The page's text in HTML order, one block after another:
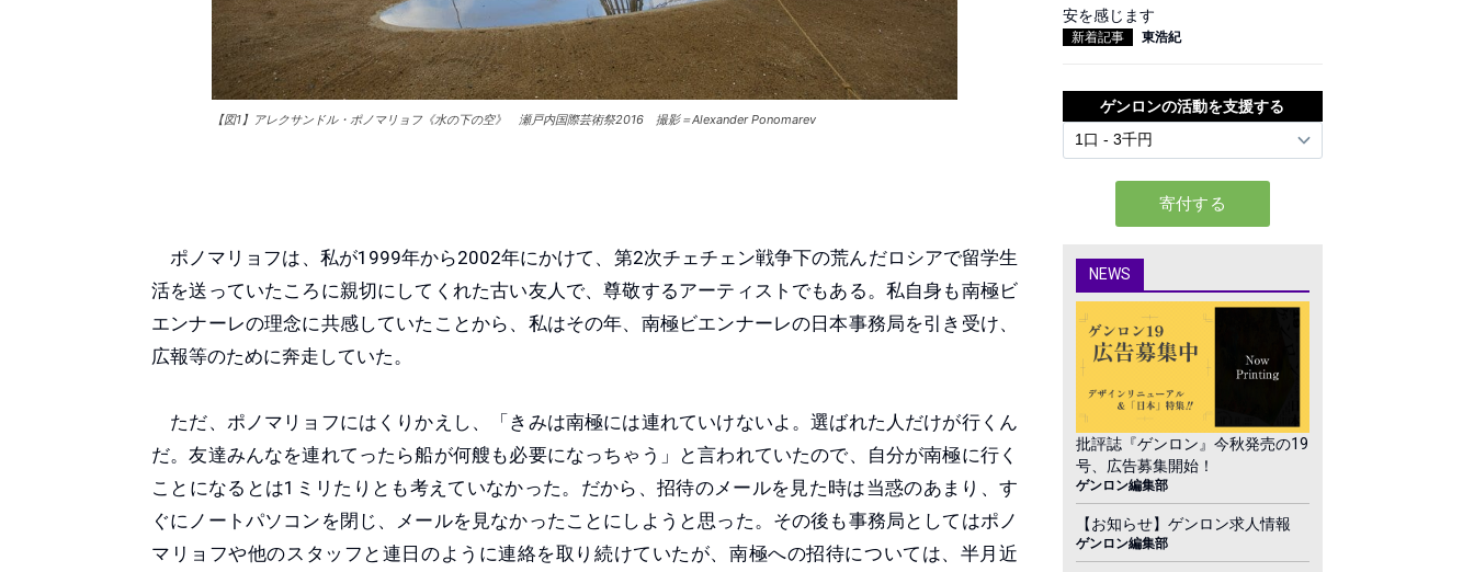
【図1】アレクサンドル・ポノマリョフ《水の下の空》 瀬戸内国際芸術祭2016 撮影＝Alexander Ponomarev
ポノマリョフは、私が1999年から2002年にかけて、第2次チェチェン戦争下の荒んだロシアで留学生
活を送っていたころに親切にしてくれた古い友人で、尊敬するアーティストでもある。私自身も南極ビ
エンナーレの理念に共感していたことから、私はその年、南極ビエンナーレの日本事務局を引き受け、
広報等のために奔走していた。
ただ、ポノマリョフにはくりかえし、「きみは南極には連れていけないよ。選ばれた人だけが行くん
だ。友達みんなを連れてったら船が何艘も必要になっちゃう」と言われていたので、自分が南極に行く
ことになるとは1ミリたりとも考えていなかった。だから、招待のメールを見た時は当惑のあまり、す
ぐにノートパソコンを閉じ、メールを見なかったことにしようと思った。その後も事務局としてはポノ
マリョフや他のスタッフと連日のように連絡を取り続けていたが、南極への招待については、半月近
安を感じます
新着記事 東浩紀
ゲンロンの活動を支援する
NEWS
批評誌『ゲンロン』今秋発売の19
号、広告募集開始！
ゲンロン編集部
【お知らせ】ゲンロン求人情報
ゲンロン編集部